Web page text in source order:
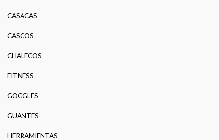
CASACAS
CASCOS
CHALECOS
FITNESS
GOGGLES
GUANTES
HERRAMIENTAS